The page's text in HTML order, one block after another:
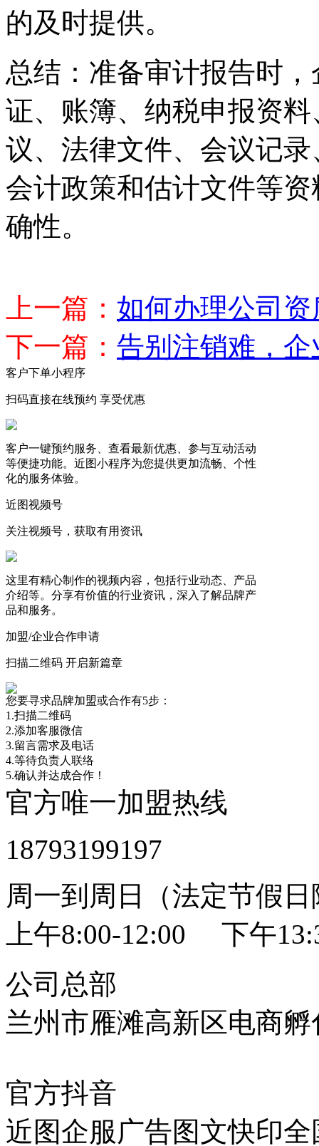
的及时提供。
总结：准备审计报告时
证、账簿、纳税申报资
议、法律文件、会议记
会计政策和估计文件等
确性。
上一篇： 如何办理公司资
下一篇： 告别注销难，
客户下单小程序
扫码直接在线预约 享受优惠
客户一键预约服务、查看最新优惠、参与互动活动
等便捷功能。近图小程序为您提供更加流畅、个性
化的服务体验。
近图视频号
关注视频号，获取有用资讯
这里有精心制作的视频内容，包括行业动态、产品
介绍等。分享有价值的行业资讯，深入了解品牌产
品和服务。
加盟/企业合作申请
扫描二维码 开启新篇章
您要寻求品牌加盟或合作有5步：
1.扫描二维码
2.添加客服微信
3.留言需求及电话
4.等待负责人联络
5.确认并达成合作！
官方唯一加盟热线
18793199197
周一到周日（法定节假
上午8:00-12:00 下午
公司总部
兰州市雁滩高新区电商孵
官方抖音
近图企服广告图文快印全